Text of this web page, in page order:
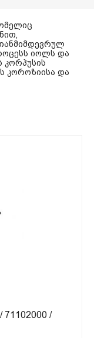
იოლს და
კორპუსის
კოროზიისა და
/